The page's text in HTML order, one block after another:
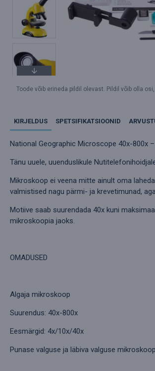
Toode võib erineda pildil olevast. Pildil võib olla
KIRJELDUS SPETSIFIKATSIOONID
National Geographic Microscope 40x-800x
Tänu uuele, uuenduslikule
Mikroskoop ei veena mitte ainult oma
valmistised nagu pärmi- ja krevetimunad,
Motiive saab suurendada 40x kuni
mikroskoopia jaoks.
OMADUSED
Algaja mikroskoop
Suurendus: 40x-800x
Eesmärgid: 4x/10x/40x
Punase valguse ja läbiva valguse